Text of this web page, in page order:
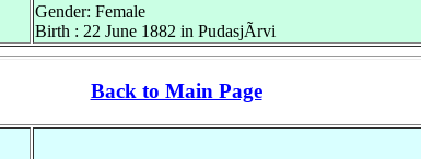
Gender: Female
Birth : 22 June 1882 in PudasjÃrvi
Back to Main Page